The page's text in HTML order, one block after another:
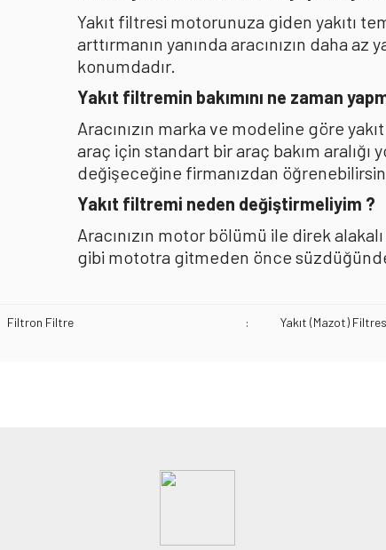
Yakıt filtresi motorunuza giden yakıtı
arttırmanın yanında aracınızın daha
konumdadır.
Yakıt filtremin bakımını ne zaman
Aracınızın marka ve modeline göre
araç için standart bir araç bakım
değişeceğine firmanızdan
Yakıt filtremi neden değiştirmeliyim ?
Aracınızın motor bölümü ile direk
gibi mototra gitmeden önce
Filtron Filtre : Yakıt (Mazot)